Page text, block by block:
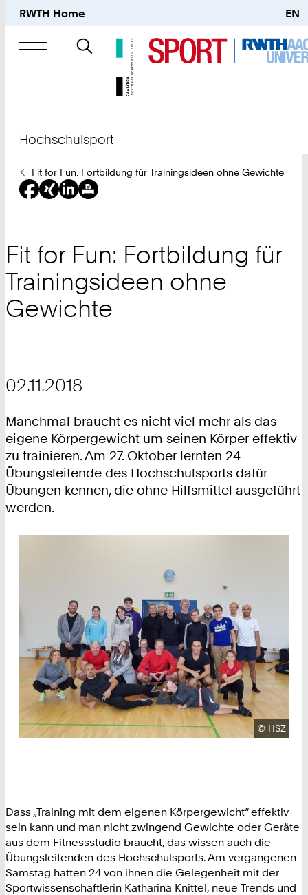
RWTH Home EN
Suche
nach
Hochschulsport
Sie
sind
hier:
Fit for Fun: Fortbildung für Trainingsideen ohne Gewichte
Fit for Fun: Fortbildung für
Trainingsideen ohne
Gewichte
02.11.2018
Manchmal braucht es nicht viel mehr als das
eigene Körpergewicht um seinen Körper effektiv
zu trainieren. Am 27. Oktober lernten 24
Übungsleitende des Hochschulsports dafür
Übungen kennen, die ohne Hilfsmittel ausgeführt
werden.
© HSZ
Dass „Training mit dem eigenen Körpergewicht“ effektiv
sein kann und man nicht zwingend Gewichte oder Geräte
aus dem Fitnessstudio braucht, das wissen auch die
Übungsleitenden des Hochschulsports. Am vergangenen
Samstag hatten 24 von ihnen die Gelegenheit mit der
Sportwissenschaftlerin Katharina Knittel, neue Trends und